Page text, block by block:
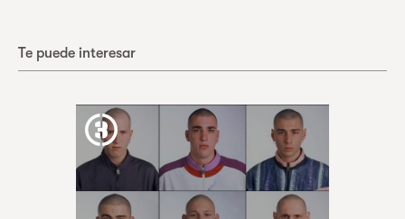
Te puede interesar